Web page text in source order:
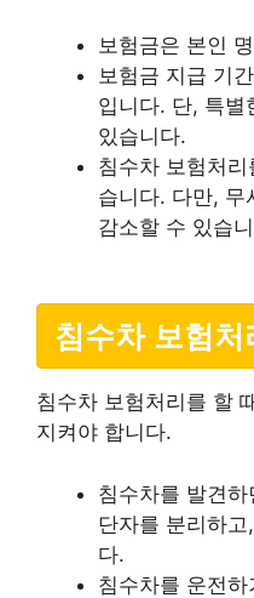
보험금은 본인
보험금 지급 기
입니다. 단, 특별
있습니다.
침수차 보험처
습니다. 다만, 무
감소할 수 있습
침수차 보험
침수차 보험처리를 할
지켜야 합니다.
침수차를 발견
단자를 분리하
다.
침수차를 운전